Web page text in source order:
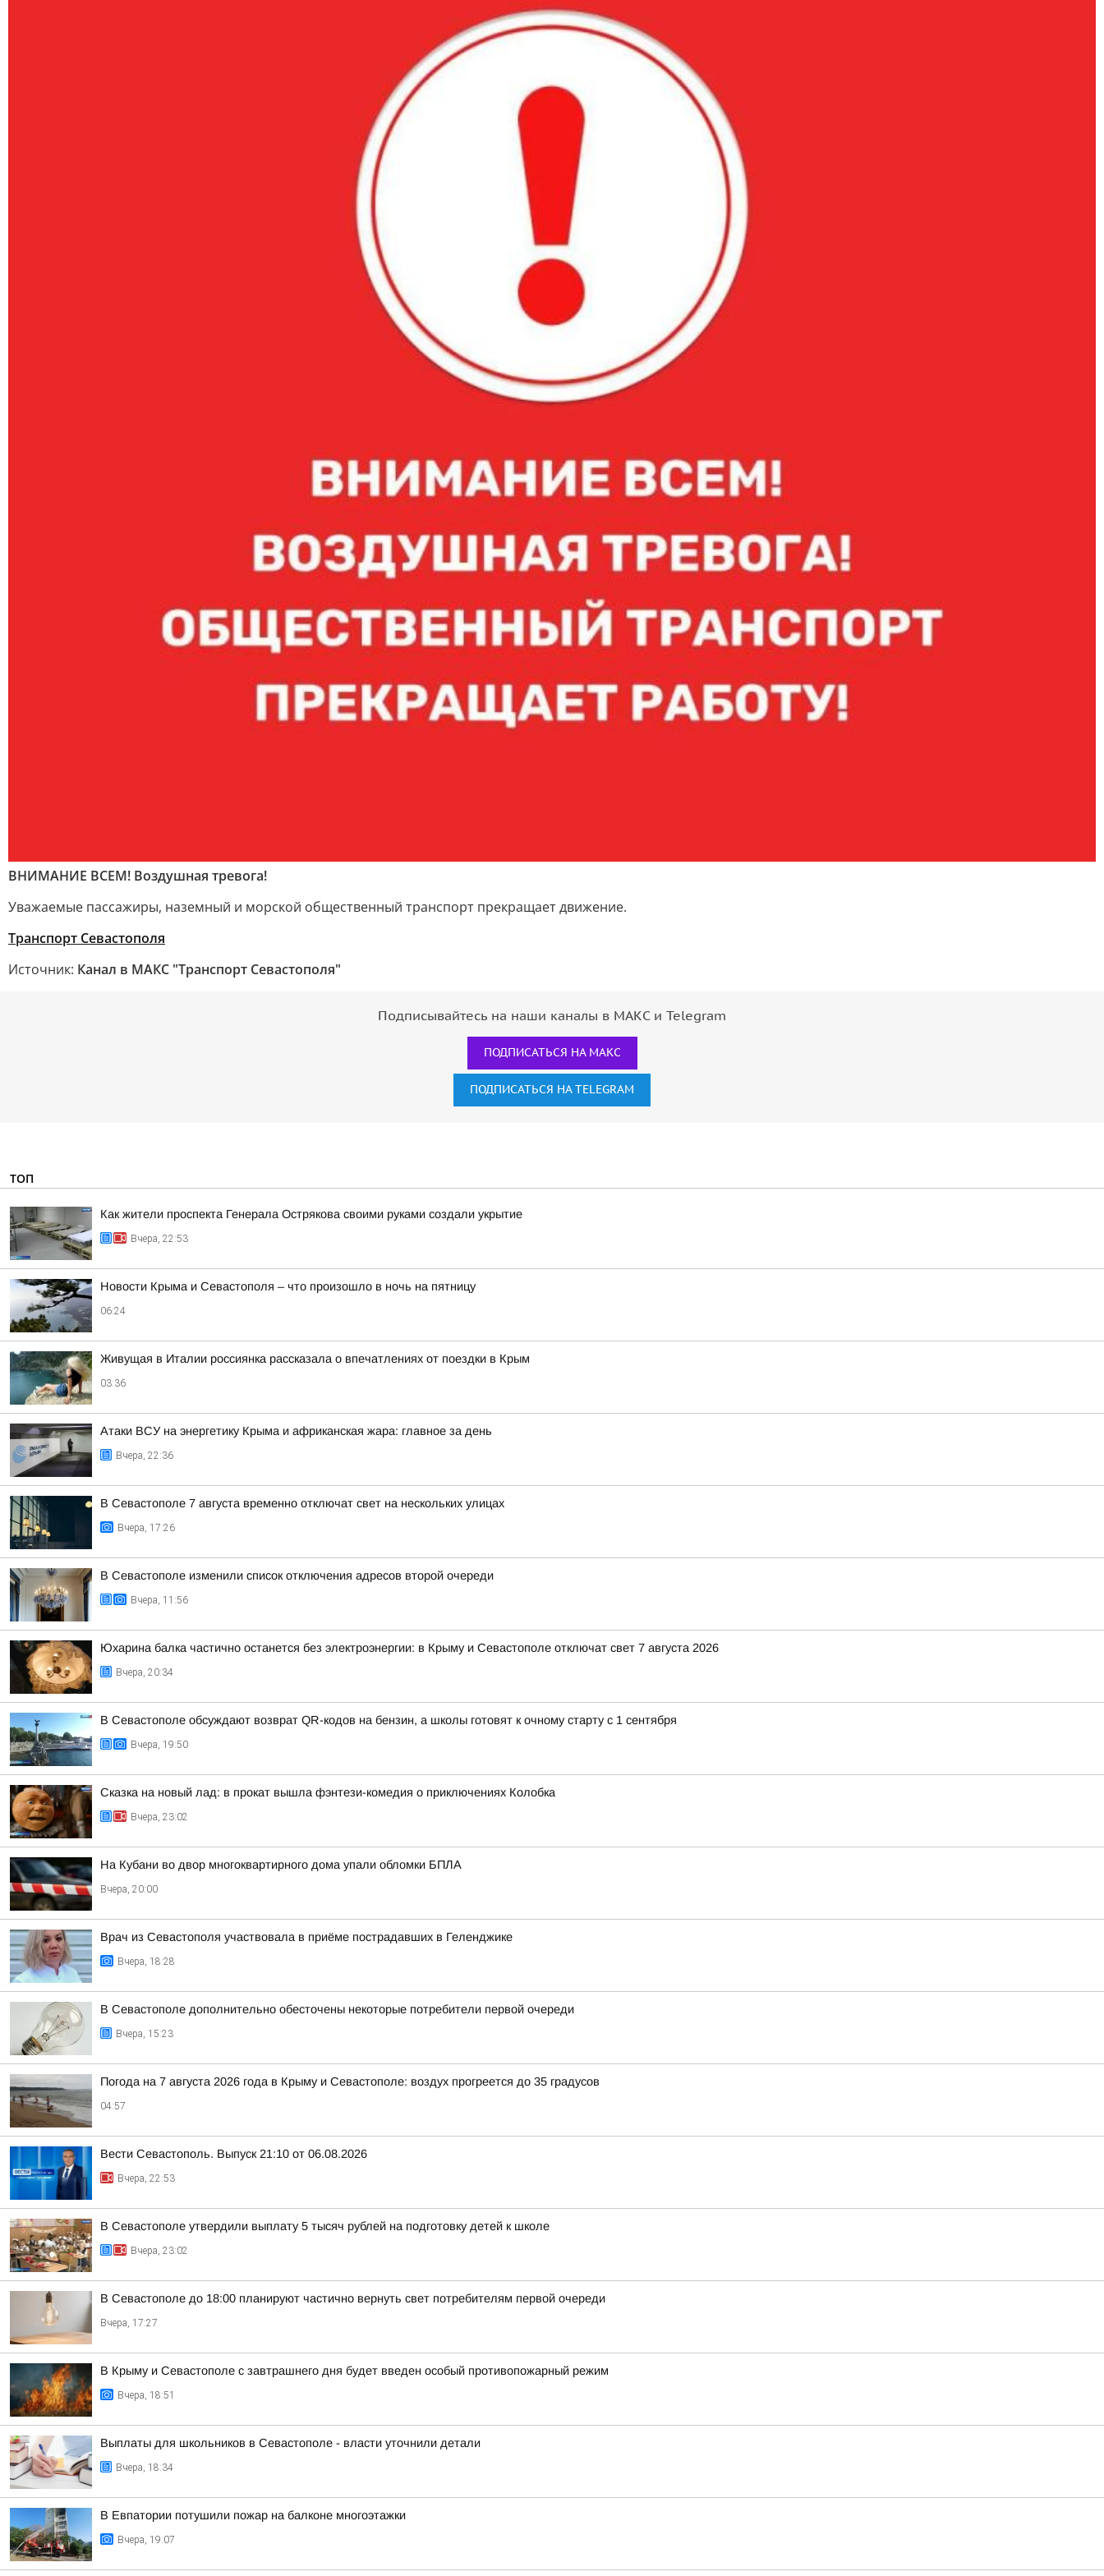
ВНИМАНИЕ ВСЕМ! Воздушная тревога!
Уважаемые пассажиры, наземный и морской общественный транспорт прекращает движение.
Транспорт Севастополя
Источник: Канал в МАКС "Транспорт Севастополя"
Подписывайтесь на наши каналы в МАКС и Telegram
ПОДПИСАТЬСЯ НА МАКС
ПОДПИСАТЬСЯ НА TELEGRAM
ТОП
Как жители проспекта Генерала Острякова своими руками создали укрытие
Вчера, 22:53
Новости Крыма и Севастополя – что произошло в ночь на пятницу
06:24
Живущая в Италии россиянка рассказала о впечатлениях от поездки в Крым
03:36
Атаки ВСУ на энергетику Крыма и африканская жара: главное за день
Вчера, 22:36
В Севастополе 7 августа временно отключат свет на нескольких улицах
Вчера, 17:26
В Севастополе изменили список отключения адресов второй очереди
Вчера, 11:56
Юхарина балка частично останется без электроэнергии: в Крыму и Севастополе отключат свет 7 августа 2026
Вчера, 20:34
В Севастополе обсуждают возврат QR-кодов на бензин, а школы готовят к очному старту с 1 сентября
Вчера, 19:50
Сказка на новый лад: в прокат вышла фэнтези-комедия о приключениях Колобка
Вчера, 23:02
На Кубани во двор многоквартирного дома упали обломки БПЛА
Вчера, 20:00
Врач из Севастополя участвовала в приёме пострадавших в Геленджике
Вчера, 18:28
В Севастополе дополнительно обесточены некоторые потребители первой очереди
Вчера, 15:23
Погода на 7 августа 2026 года в Крыму и Севастополе: воздух прогреется до 35 градусов
04:57
Вести Севастополь. Выпуск 21:10 от 06.08.2026
Вчера, 22:53
В Севастополе утвердили выплату 5 тысяч рублей на подготовку детей к школе
Вчера, 23:02
В Севастополе до 18:00 планируют частично вернуть свет потребителям первой очереди
Вчера, 17:27
В Крыму и Севастополе с завтрашнего дня будет введен особый противопожарный режим
Вчера, 18:51
Выплаты для школьников в Севастополе - власти уточнили детали
Вчера, 18:34
В Евпатории потушили пожар на балконе многоэтажки
Вчера, 19:07